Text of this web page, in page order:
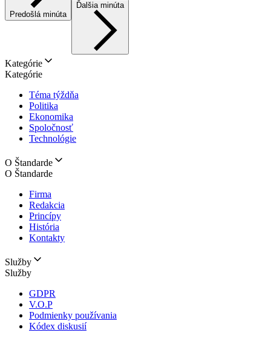
Predošlá minúta
Ďalšia minúta
Kategórie
Kategórie
Téma týždňa
Politika
Ekonomika
Spoločnosť
Technológie
O Štandarde
O Štandarde
Firma
Redakcia
Princípy
História
Kontakty
Služby
Služby
GDPR
V.O.P
Podmienky používania
Kódex diskusií